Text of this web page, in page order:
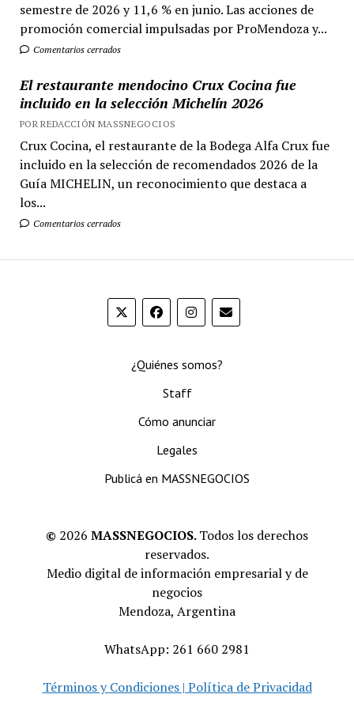
semestre de 2026 y 11,6 % en junio. Las acciones de
promoción comercial impulsadas por ProMendoza y...
Comentarios cerrados
El restaurante mendocino Crux Cocina fue
incluido en la selección Michelín 2026
POR REDACCIÓN MASSNEGOCIOS
Crux Cocina, el restaurante de la Bodega Alfa Crux fue
incluido en la selección de recomendados 2026 de la
Guía MICHELIN, un reconocimiento que destaca a
los...
Comentarios cerrados
¿Quiénes somos?
Staff
Cómo anunciar
Legales
Publicá en MASSNEGOCIOS
© 2026 MASSNEGOCIOS.Todos los derechos
reservados.
Medio digital de información empresarial y de
negocios
Mendoza, Argentina
WhatsApp: 261 660 2981
Términos y Condiciones | Política de Privacidad